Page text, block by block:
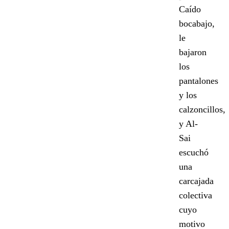
Caído
bocabajo,
le
bajaron
los
pantalones
y los
calzoncillos,
y Al-
Sai
escuchó
una
carcajada
colectiva
cuyo
motivo